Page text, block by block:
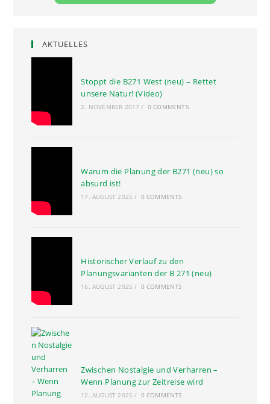
AKTUELLES
Stoppt die B271 West (neu) – Rettet
unsere Natur! (Video)
2. NOVEMBER 2017 / 0 COMMENTS
Warum die Planung der B271 (neu) so
absurd ist!
17. AUGUST 2025 / 0 COMMENTS
Historischer Verlauf zu den
Planungsvarianten der B 271 (neu)
16. AUGUST 2025 / 0 COMMENTS
Zwischen Nostalgie und Verharren –
Wenn Planung zur Zeitreise wird
12. AUGUST 2025 / 0 COMMENTS